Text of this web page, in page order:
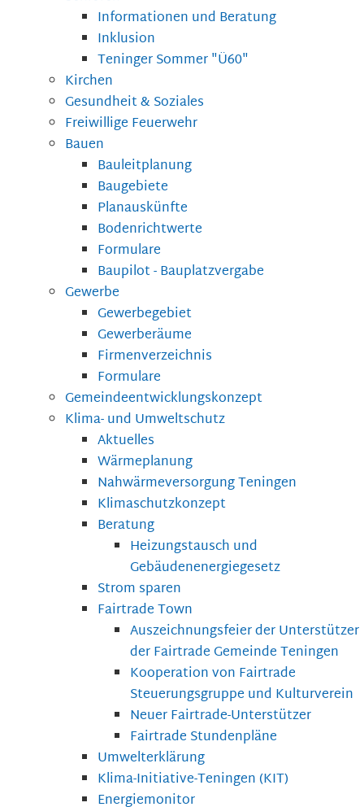
Informationen und Beratung
Inklusion
Teninger Sommer "Ü60"
Kirchen
Gesundheit & Soziales
Freiwillige Feuerwehr
Bauen
Bauleitplanung
Baugebiete
Planauskünfte
Bodenrichtwerte
Formulare
Baupilot - Bauplatzvergabe
Gewerbe
Gewerbegebiet
Gewerberäume
Firmenverzeichnis
Formulare
Gemeindeentwicklungskonzept
Klima- und Umweltschutz
Aktuelles
Wärmeplanung
Nahwärmeversorgung Teningen
Klimaschutzkonzept
Beratung
Heizungstausch und
Gebäudenenergiegesetz
Strom sparen
Fairtrade Town
Auszeichnungsfeier der Unterstützer
der Fairtrade Gemeinde Teningen
Kooperation von Fairtrade
Steuerungsgruppe und Kulturverein
Neuer Fairtrade-Unterstützer
Fairtrade Stundenpläne
Umwelterklärung
Klima-Initiative-Teningen (KIT)
Energiemonitor